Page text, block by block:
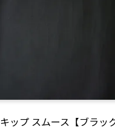
キップ スムース【ブラッ